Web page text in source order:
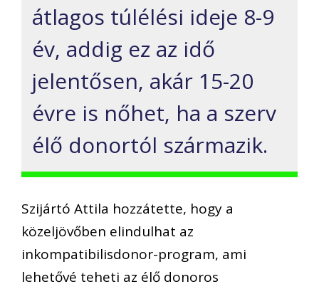
átlagos túlélési ideje 8-9
év, addig ez az idő
jelentősen, akár 15-20
évre is nőhet, ha a szerv
élő donortól származik.
Szijártó Attila hozzátette, hogy a
közeljövőben elindulhat az
inkompatibilisdonor-program, ami
lehetővé teheti az élő donoros